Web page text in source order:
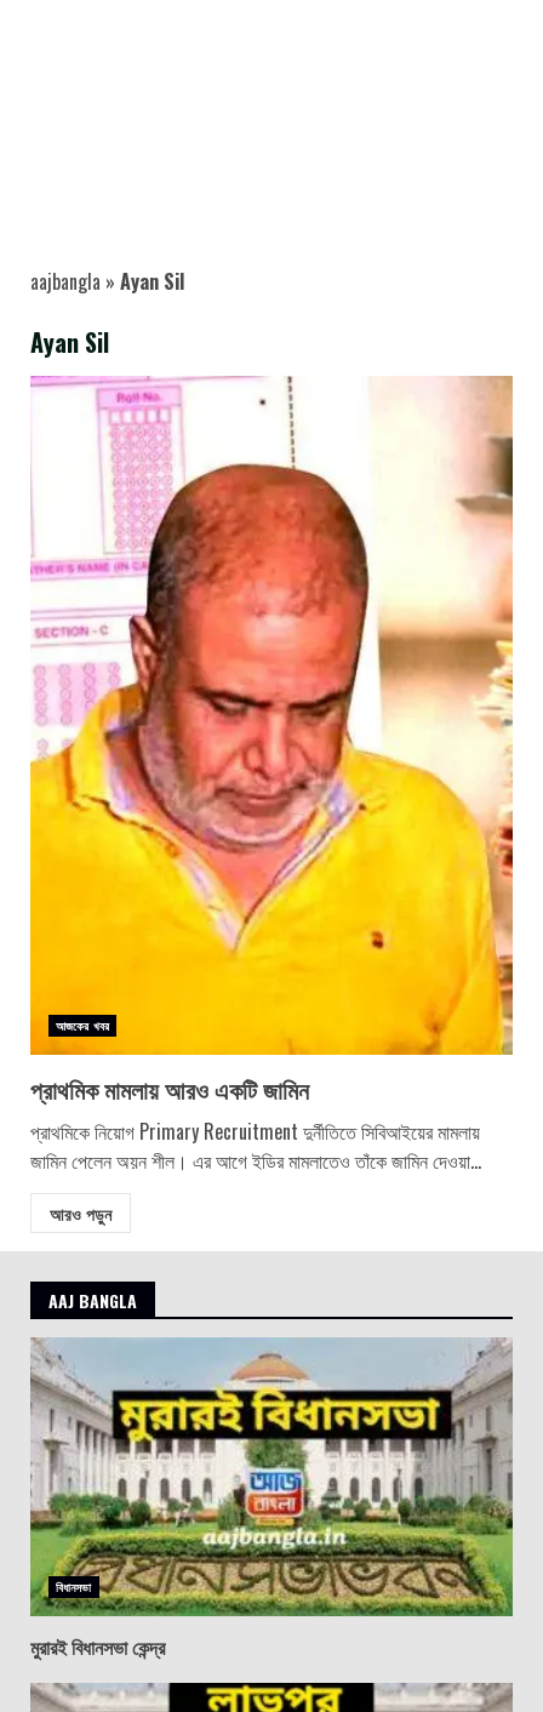
aajbangla » Ayan Sil
Ayan Sil
আজকের খবর
প্রাথমিক মামলায় আরও একটি জামিন
প্রাথমিকে নিয়োগ Primary Recruitment দুর্নীতিতে সিবিআইয়ের মামলায়
জামিন পেলেন অয়ন শীল। এর আগে ইডির মামলাতেও তাঁকে জামিন দেওয়া...
আরও পড়ুন
AAJ BANGLA
বিধানসভা
মুরারই বিধানসভা কেন্দ্র